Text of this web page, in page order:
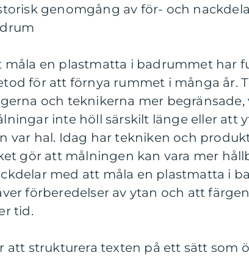
genomgång av för- och
måla en plastmatta i badrummet har
för att förnya rummet i många år.
och teknikerna mer begränsade,
inte höll särskilt länge eller att
var hal. Idag har tekniken och
gör att målningen kan vara mer
med att måla en plastmatta i
förberedelser av ytan och att
tid.
att strukturera texten på ett sätt som